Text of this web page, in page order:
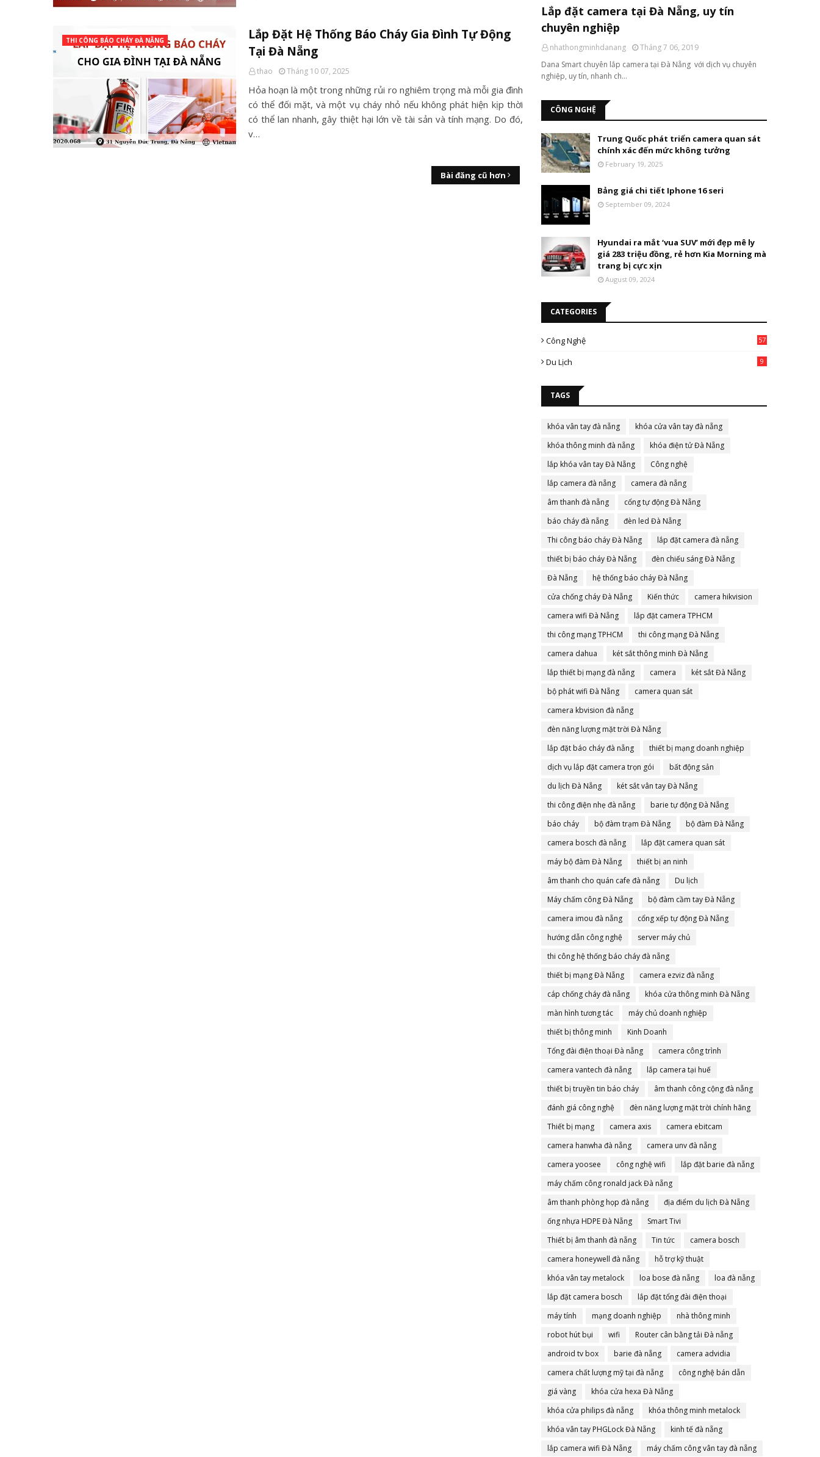
THI CÔNG BÁO CHÁY ĐÀ NẴNG
Lắp Đặt Hệ Thống Báo Cháy Gia Đình Tự Động
Tại Đà Nẵng
thao Tháng 10 07, 2025
Hỏa hoạn là một trong những rủi ro nghiêm trọng mà mỗi gia đình
có thể đối mặt, và một vụ cháy nhỏ nếu không phát hiện kịp thời
có thể lan nhanh, gây thiệt hại lớn về tài sản và tính mạng. Do đó,
v…
Bài đăng cũ hơn
Lắp đặt camera tại Đà Nẵng, uy tín
chuyên nghiệp
nhathongminhdanang
Tháng 7 06, 2019
Dana Smart chuyên lắp camera tại Đà Nẵng với dịch vụ chuyên
nghiệp, uy tín, nhanh ch…
CÔNG NGHỆ
Trung Quốc phát triển camera quan sát
chính xác đến mức không tưởng
February 19, 2025
Bảng giá chi tiết Iphone 16 seri
September 09, 2024
Hyundai ra mắt ‘vua SUV’ mới đẹp mê ly
giá 283 triệu đồng, rẻ hơn Kia Morning mà
trang bị cực xịn
August 09, 2024
CATEGORIES
Công Nghệ 57
Du Lịch 9
TAGS
khóa vân tay đà nẵng
khóa cửa vân tay đà nẵng
khóa thông minh đà nẵng
khóa điện tử Đà Nẵng
lắp khóa vân tay Đà Nẵng
Công nghệ
lắp camera đà nẵng
camera đà nẵng
âm thanh đà nẵng
cổng tự động Đà Nẵng
báo cháy đà nẵng
đèn led Đà Nẵng
Thi công báo cháy Đà Nẵng
lắp đặt camera đà nẵng
thiết bị báo cháy Đà Nẵng
đèn chiếu sáng Đà Nẵng
Đà Nẵng
hệ thống báo cháy Đà Nẵng
cửa chống cháy Đà Nẵng
Kiến thức
camera hikvision
camera wifi Đà Nẵng
lắp đặt camera TPHCM
thi công mạng TPHCM
thi công mạng Đà Nẵng
camera dahua
két sắt thông minh Đà Nẵng
lắp thiết bị mạng đà nẵng
camera
két sắt Đà Nẵng
bộ phát wifi Đà Nẵng
camera quan sát
camera kbvision đà nẵng
đèn năng lượng mặt trời Đà Nẵng
lắp đặt báo cháy đà nẵng
thiết bị mạng doanh nghiệp
dịch vụ lắp đặt camera trọn gói
bất động sản
du lịch Đà Nẵng
két sắt vân tay Đà Nẵng
thi công điện nhẹ đà nẵng
barie tự động Đà Nẵng
báo cháy
bộ đàm trạm Đà Nẵng
bộ đàm Đà Nẵng
camera bosch đà nẵng
lắp đặt camera quan sát
máy bộ đàm Đà Nẵng
thiết bị an ninh
âm thanh cho quán cafe đà nẵng
Du lịch
Máy chấm công Đà Nẵng
bộ đàm cầm tay Đà Nẵng
camera imou đà nẵng
cổng xếp tự động Đà Nẵng
hướng dẫn công nghệ
server máy chủ
thi công hệ thống báo cháy đà nẵng
thiết bị mạng Đà Nẵng
camera ezviz đà nẵng
cáp chống cháy đà nẵng
khóa cửa thông minh Đà Nẵng
màn hình tương tác
máy chủ doanh nghiệp
thiết bị thông minh
Kinh Doanh
Tổng đài điện thoại Đà nẵng
camera công trình
camera vantech đà nẵng
lắp camera tại huế
thiết bị truyền tin báo cháy
âm thanh công cộng đà nẵng
đánh giá công nghệ
đèn năng lượng mặt trời chính hãng
Thiết bị mạng
camera axis
camera ebitcam
camera hanwha đà nẵng
camera unv đà nẵng
camera yoosee
công nghệ wifi
lắp đặt barie đà nẵng
máy chấm công ronald jack Đà nẵng
âm thanh phòng họp đà nẵng
địa điểm du lịch Đà Nẵng
ống nhựa HDPE Đà Nẵng
Smart Tivi
Thiết bị âm thanh đà nẵng
Tin tức
camera bosch
camera honeywell đà nẵng
hỗ trợ kỹ thuật
khóa vân tay metalock
loa bose đà nẵng
loa đà nẵng
lắp đặt camera bosch
lắp đặt tổng đài điện thoại
máy tính
mạng doanh nghiệp
nhà thông minh
robot hút bụi
wifi
Router cân bằng tải Đà nẵng
android tv box
barie đà nẵng
camera advidia
camera chất lượng mỹ tại đà nẵng
công nghệ bán dẫn
giá vàng
khóa cửa hexa Đà Nẵng
khóa cửa philips đà nẵng
khóa thông minh metalock
khóa vân tay PHGLock Đà Nẵng
kinh tế đà nẵng
lắp camera wifi Đà Nẵng
máy chấm công vân tay đà nẵng